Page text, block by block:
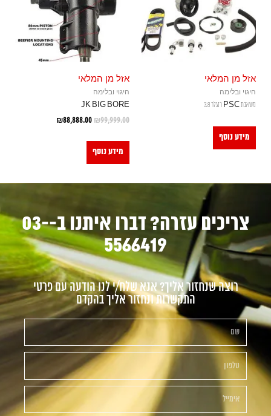
אזל מן המלאי
היגוי ובלימה
משאבת PSC רנגלר 3.8
מידע נוסף
אזל מן המלאי
היגוי ובלימה
JK BIG BORE
₪99,999.00
₪88,888.00
מידע נוסף
צריכים עזרה? דברו איתנו ב-03-
5566419
רוצה שנחזור אליך? אנא שלח/י לנו הודעה עם פרטי
התקשרות ונחזור אליך בהקדם